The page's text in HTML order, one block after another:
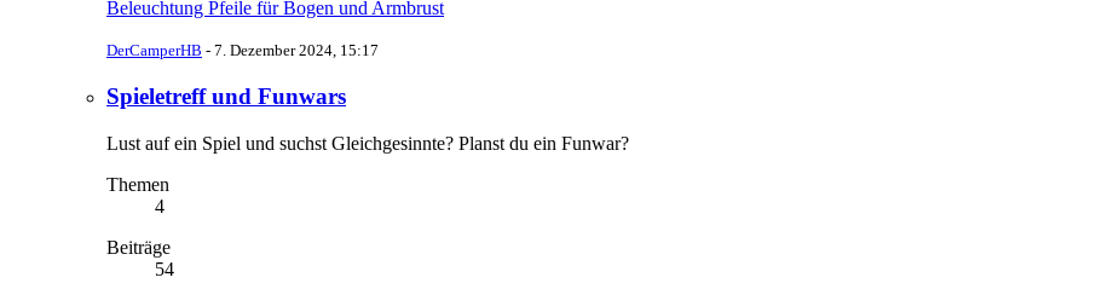
Beleuchtung Pfeile für Bogen und Armbrust
DerCamperHB - 7. Dezember 2024, 15:17
Spieletreff und Funwars
Lust auf ein Spiel und suchst Gleichgesinnte? Planst du ein Funwar?
Themen
4
Beiträge
54